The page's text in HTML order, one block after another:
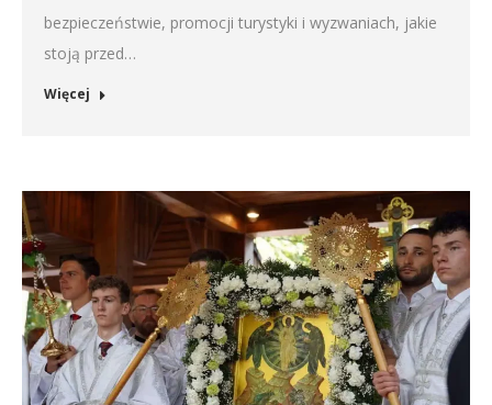
bezpieczeństwie, promocji turystyki i wyzwaniach, jakie
stoją przed…
Więcej